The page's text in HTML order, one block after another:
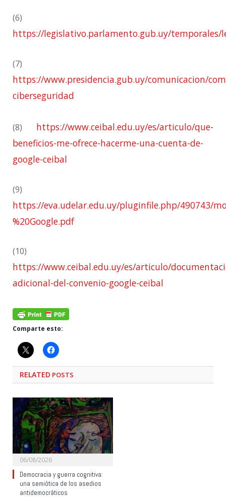
(6)
https://legislativo.parlamento.gub.uy/temporales/
(7)
https://www.presidencia.gub.uy/comunicacion/
ciberseguridad
(8) https://www.ceibal.edu.uy/es/articulo/que-
beneficios-me-ofrece-hacerme-una-cuenta-de-
google-ceibal
(9)
https://eva.udelar.edu.uy/pluginfile.php/490743/
%20Google.pdf
(10)
https://www.ceibal.edu.uy/es/articulo/
adicional-del-convenio-google-ceibal
Comparte esto:
RELATED POSTS
06/08/2026
Democracia y guerra cognitiva:
una semiótica de los asedios
antidemocráticos